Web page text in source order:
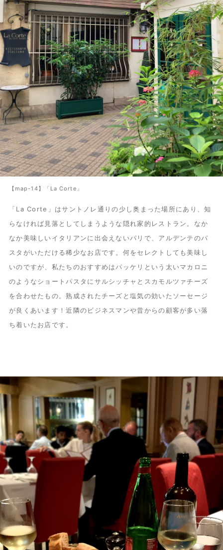
【map-14】「La Corte」
「La Corte」はサントノレ通りの少し奥まった場所にあり、知
らなければ見落としてしまうような隠れ家的レストラン。なか
なか美味しいイタリアンに出会えないパリで、アルデンテのパ
スタがいただける稀少なお店です。何をセレクトしても美味し
いのですが、私たちのおすすめはパッケリという太いマカロニ
のようなショートパスタにサルシッチャとスカモルツァチーズ
を合わせたもの。熟成されたチーズと塩気の効いたソーセージ
が良くあいます！近隣のビジネスマンや昔からの顧客が多い落
ち着いたお店です。